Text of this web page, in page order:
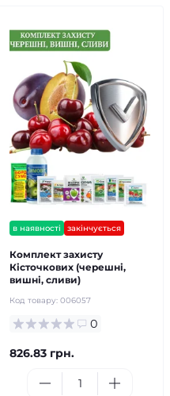
в наявності закінчується
Комплект захисту
Кісточкових (черешні,
вишні, сливи)
Код товару: 006057
0
826.83 грн.